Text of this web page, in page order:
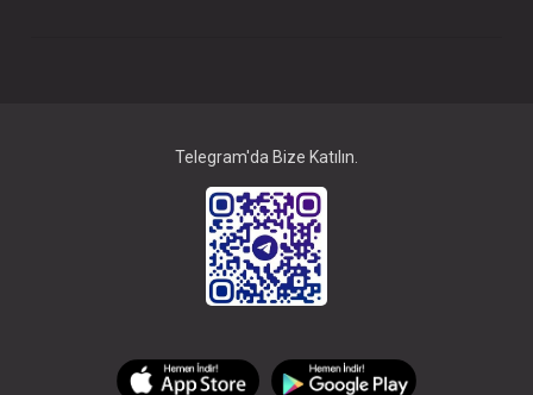
Telegram'da Bize Katılın.